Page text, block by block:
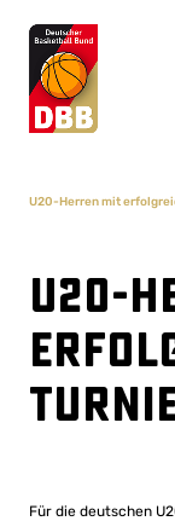
U20-Herren mit
U20-
Für die deutschen